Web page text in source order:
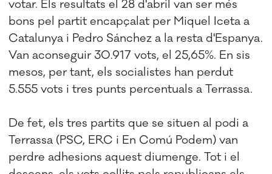
votar. Els resultats el 28 d'abril van ser més
bons pel partit encapçalat per Miquel Iceta a
Catalunya i Pedro Sánchez a la resta d'Espanya.
Van aconseguir 30.917 vots, el 25,65%. En sis
mesos, per tant, els socialistes han perdut
5.555 vots i tres punts percentuals a Terrassa.
De fet, els tres partits que se situen al podi a
Terrassa (PSC, ERC i En Comú Podem) van
perdre adhesions aquest diumenge. Tot i el